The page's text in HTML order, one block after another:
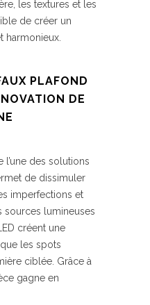
les textures et les
de créer un
harmonieux.
PLAFOND
DE
l’une des solutions
de dissimuler
imperfections et
sources lumineuses
créent une
les spots
ciblée. Grâce à
gagne en